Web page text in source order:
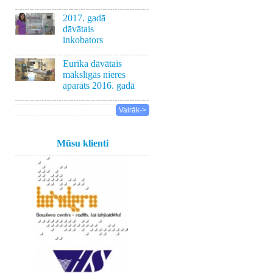
2017. gadā
dāvātais
inkobators
Eurika dāvātais
mākslīgās nieres
aparāts 2016. gadā
Vairāk->
Mūsu klienti